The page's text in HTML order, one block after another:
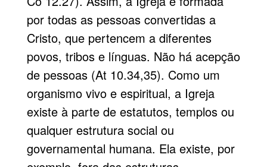
por todas as pessoas convertidas a
Cristo, que pertencem a diferentes
povos, tribos e línguas. Não há acepção
de pessoas (At 10.34,35). Como um
organismo vivo e espiritual, a Igreja
existe à parte de estatutos, templos ou
qualquer estrutura social ou
governamental humana. Ela existe, por